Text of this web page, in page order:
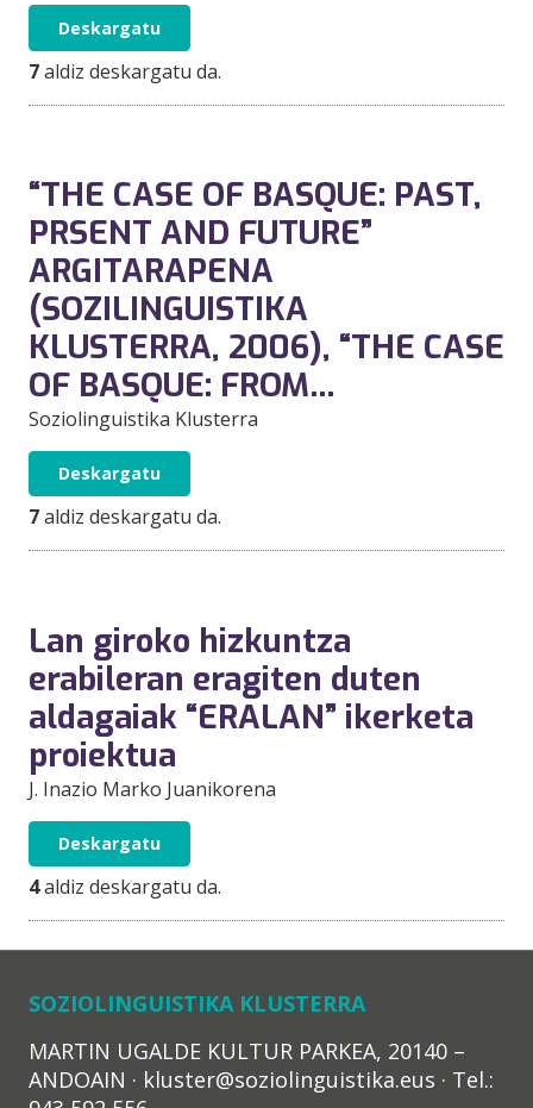
Deskargatu
7aldiz deskargatu da.
“THE CASE OF BASQUE: PAST,
PRSENT AND FUTURE”
ARGITARAPENA
(SOZILINGUISTIKA
KLUSTERRA, 2006), “THE CASE
OF BASQUE: FROM…
Soziolinguistika Klusterra
Deskargatu
7aldiz deskargatu da.
Lan giroko hizkuntza
erabileran eragiten duten
aldagaiak “ERALAN” ikerketa
proiektua
J. Inazio Marko Juanikorena
Deskargatu
4aldiz deskargatu da.
SOZIOLINGUISTIKA KLUSTERRA
MARTIN UGALDE KULTUR PARKEA, 20140 –
ANDOAIN · kluster@soziolinguistika.eus · Tel.: